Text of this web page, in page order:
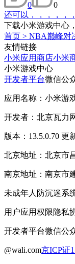
0
0
还可以，，，，，
下载小米游戏中心
首页 > NBA巅峰对
友情链接
小米应用商店小米
小米游戏中心
开发者平台微信公
应用名称：小米游
开发者：北京瓦力
版本：13.5.0.70 更
北京地址：北京市
南京地址：南京市
未成年人防沉迷系
用户应用权限隐私
开发者平台微信公
@wali.com京ICP证